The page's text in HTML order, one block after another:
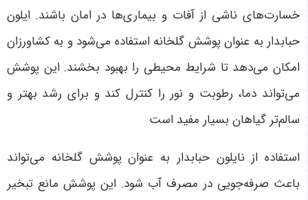
خسارت‌های ناشی از آفات و بیماری‌ها در امان باشند. ایلون
حبابدار به عنوان پوشش گلخانه استفاده می‌شود و به کشاورزان
امکان می‌دهد تا شرایط محیطی را بهبود بخشند. این پوشش
می‌تواند دما، رطوبت و نور را کنترل کند و برای رشد بهتر و
سالم‌تر گیاهان بسیار مفید است
استفاده از نایلون حبابدار به عنوان پوشش گلخانه می‌تواند
باعث صرفه‌جویی در مصرف آب شود. این پوشش مانع تبخیر